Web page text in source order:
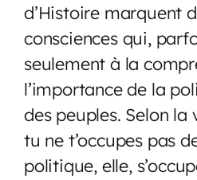
d’Histoire marquent
consciences qui,
seulement à la
l’importance de la
des peuples. Selon la
tu ne t’occupes pas
politique, elle,